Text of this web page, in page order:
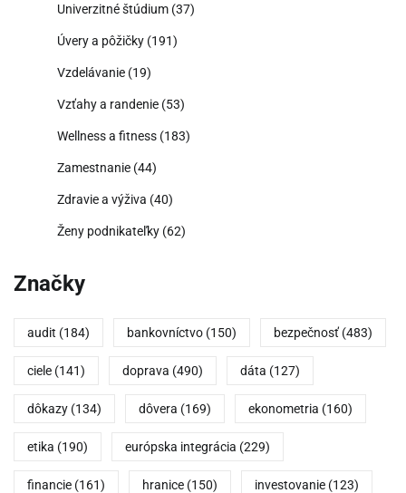
Univerzitné štúdium (37)
Úvery a pôžičky (191)
Vzdelávanie (19)
Vzťahy a randenie (53)
Wellness a fitness (183)
Zamestnanie (44)
Zdravie a výživa (40)
Ženy podnikateľky (62)
Značky
audit (184) bankovníctvo (150) bezpečnosť (483)
ciele (141) doprava (490) dáta (127)
dôkazy (134) dôvera (169) ekonometria (160)
etika (190) európska integrácia (229)
financie (161) hranice (150) investovanie (123)